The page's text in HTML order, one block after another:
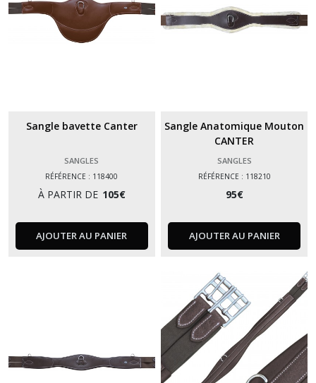
Sangle bavette Canter
SANGLES
RÉFÉRENCE : 118400
À PARTIR DE 105€
AJOUTER AU PANIER
Sangle Anatomique Mouton
CANTER
SANGLES
RÉFÉRENCE : 118210
95€
AJOUTER AU PANIER